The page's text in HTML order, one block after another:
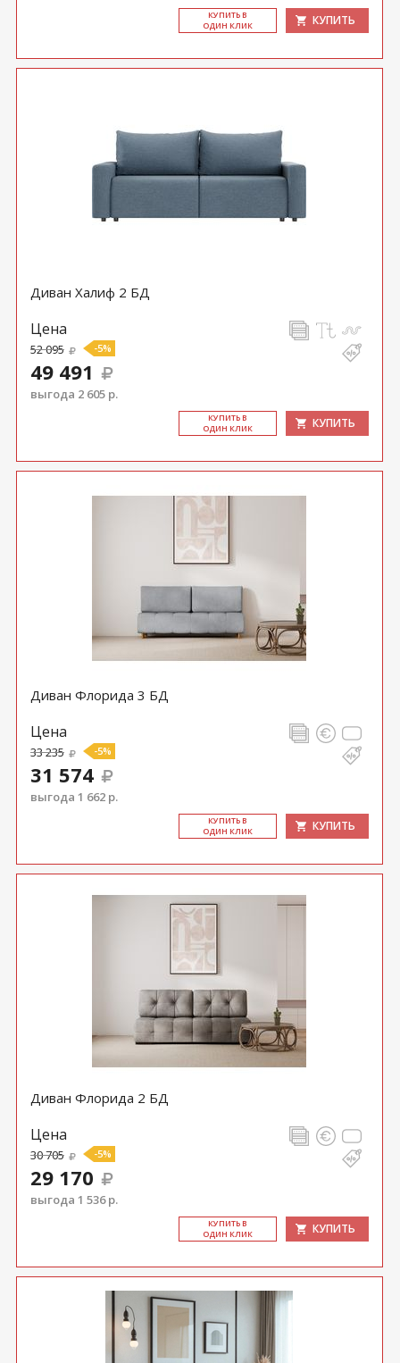
КУ­ПИТЬ В
ОДИН КЛИК
КУПИТЬ
Диван Халиф 2 БД
Цена
52 095 -5%
49 491
выгода 2 605 р.
КУ­ПИТЬ В
ОДИН КЛИК
КУПИТЬ
Диван Флорида 3 БД
Цена
33 235 -5%
31 574
выгода 1 662 р.
КУ­ПИТЬ В
ОДИН КЛИК
КУПИТЬ
Диван Флорида 2 БД
Цена
30 705 -5%
29 170
выгода 1 536 р.
КУ­ПИТЬ В
ОДИН КЛИК
КУПИТЬ